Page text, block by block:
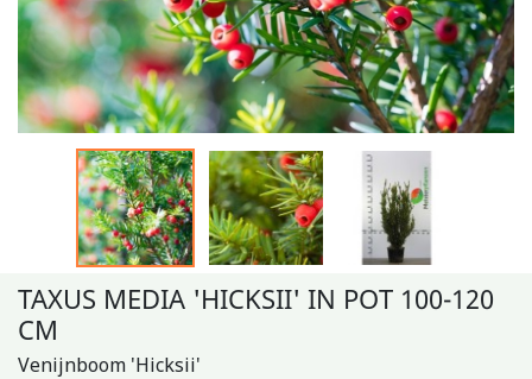
TAXUS MEDIA 'HICKSII' IN POT 100-120
CM
Venijnboom 'Hicksii'